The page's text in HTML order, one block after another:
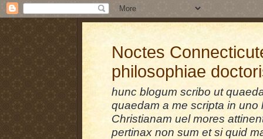
Noctes
philosophiae
hunc blogum scribo ut
quaedam a me scripta in
Christianam uel mores
pertinax non sum et si quid